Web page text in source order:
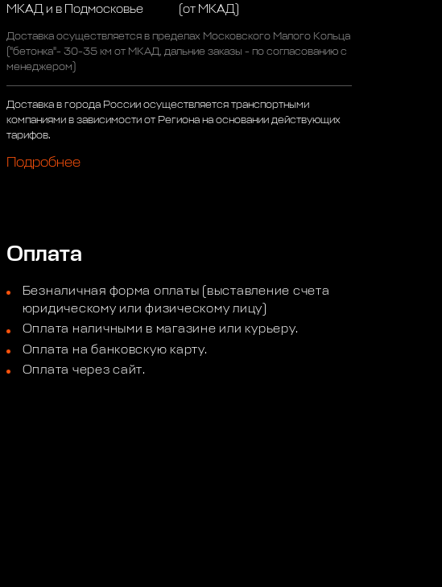
МКАД и в Подмосковье
(от МКАД)
Доставка осуществляется в пределах Московского Малого Кольца
("бетонка"- 30-35 км от МКАД, дальние заказы - по согласованию с
менеджером)
Доставка в города России осуществляется транспортными
компаниями в зависимости от Региона на основании действующих
тарифов.
Подробнее
Оплата
Безналичная форма оплаты (выставление счета
юридическому или физическому лицу)
Оплата наличными в магазине или курьеру.
Оплата на банковскую карту.
Оплата через сайт.